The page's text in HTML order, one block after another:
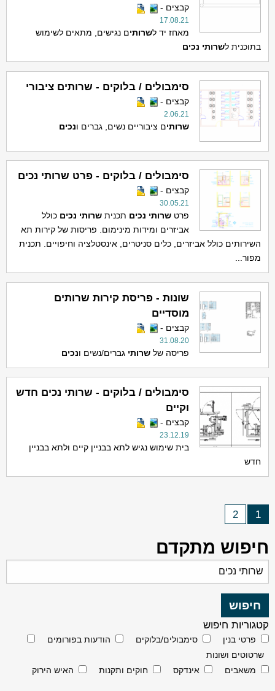
קבצים -
17.08.21
מאחז יד לשרותים נגישים, מתאים לשימוש
בתוכנית לשרותי נכים
סימבולים / בלוקים - שרותים ציבורי
קבצים -
2.06.21
שרותים ציבוריים נשים, גברים ונכים
סימבולים / בלוקים - פרט שרותי נכים
קבצים -
30.05.21
פרטשרותי נכים תכניתשרותי נכים כולל
אביזרים ומידות מינימום. פריסות של קירות תא
השירותים כולל אביזרים, כלים סניטרים, אינסטלציה וחיפויים. תכנית
מפור...
שונות - פריסת קירות שרותים
מוסדיים
קבצים -
31.08.20
פריסה שלשרותי גברים/נשים ונכים
סימבולים / בלוקים - שרותי נכים חדש
וקיים
קבצים -
23.12.19
בית שימוש נגיש לתא בבניין קיים ולתא בבניין
חדש
1
2
חיפוש מתקדם
קטגוריות חיפוש
פרטי בנין סימבולים/בלוקים
הודעות בפורומים
שרטוטים ושונות
משאבים
אינדקס חוקים ותקנות האיש הירוק